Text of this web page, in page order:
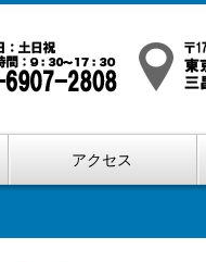
アクセス